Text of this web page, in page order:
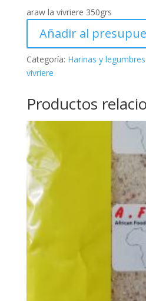
araw la vivriere 350grs
Añadir al
Categoría: Harinas y legumbres
vivriere
Productos